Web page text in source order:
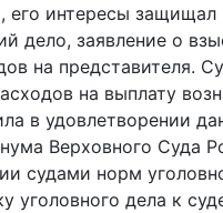
его интересы
дело, заявление о
на представителя.
на выплату
в удовлетворении
Верховного Суда
судами норм
уголовного дела к